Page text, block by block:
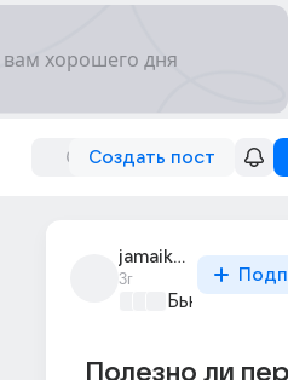
Создать пост
jamaika_8
3г
Бьютилэнд
Полезно ли